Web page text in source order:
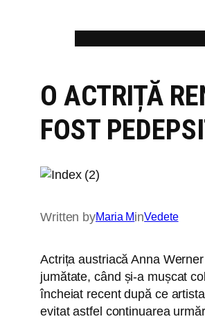
O ACTRIȚĂ
FOST
Written byMaria MinVedete
Actrița austriacă Anna
jumătate, când și-a mușcat
încheiat recent după ce
evitat astfel continuarea